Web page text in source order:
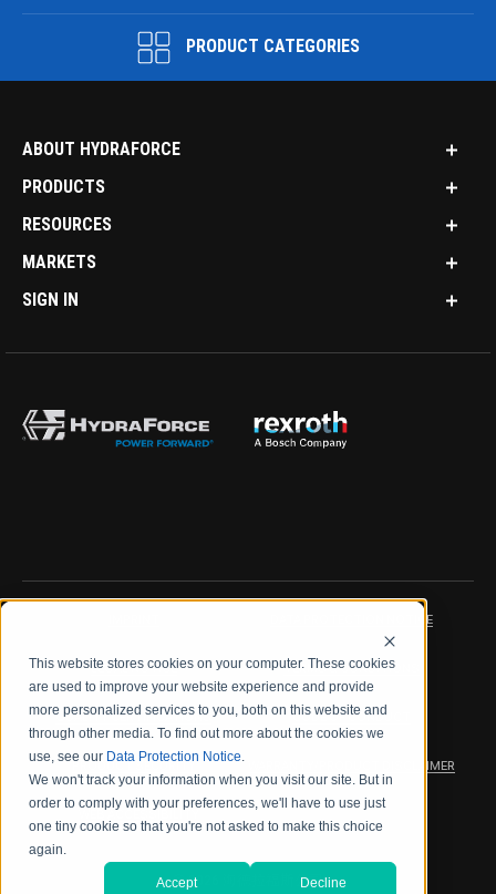
This website stores cookies on your computer. These cookies
are used to improve your website experience and provide
more personalized services to you, both on this website and
through other media. To find out more about the cookies we
use, see our Data Protection Notice.
We won't track your information when you visit our site. But in
order to comply with your preferences, we'll have to use just
one tiny cookie so that you're not asked to make this choice
again.
Accept Decline
PRODUCT CATEGORIES
ABOUT HYDRAFORCE
PRODUCTS
RESOURCES
MARKETS
SIGN IN
DATA PROTECTION NOTICE
LEGAL NOTICE TERMS & CONDITIONS
QUALITY CERTIFICATIONS CODE OF CONDUCT
PRODUCT SECURITY WARRANTY/PRODUCT DISCLAIMER
WEB ACCESSIBILITY
2026 海德拉福斯公司